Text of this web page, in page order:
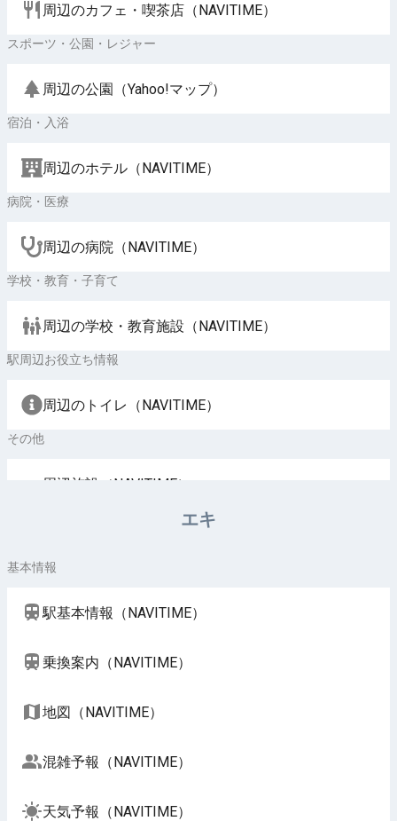
周辺のカフェ・喫茶店（NAVITIME）
スポーツ・公園・レジャー
周辺の公園（Yahoo!マップ）
宿泊・入浴
周辺のホテル（NAVITIME）
病院・医療
周辺の病院（NAVITIME）
学校・教育・子育て
周辺の学校・教育施設（NAVITIME）
駅周辺お役立ち情報
周辺のトイレ（NAVITIME）
その他
周辺施設（NAVITIME）
エキ
基本情報
駅基本情報（NAVITIME）
乗換案内（NAVITIME）
地図（NAVITIME）
混雑予報（NAVITIME）
天気予報（NAVITIME）